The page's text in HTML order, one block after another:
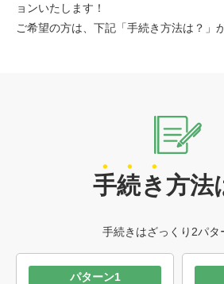
ョンいたします！
ご希望の方は、下記「手続き方法は？」
手続き 方法
手続きはざっくり2パタ
パターン1